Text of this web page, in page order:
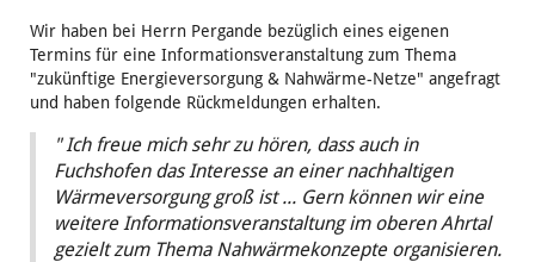
Wir haben bei Herrn Pergande bezüglich eines eigenen
Termins für eine Informationsveranstaltung zum Thema
"zukünftige Energieversorgung & Nahwärme-Netze" angefragt
und haben folgende Rückmeldungen erhalten.
" Ich freue mich sehr zu hören, dass auch in
Fuchshofen das Interesse an einer nachhaltigen
Wärmeversorgung groß ist ... Gern können wir eine
weitere Informationsveranstaltung im oberen Ahrtal
gezielt zum Thema Nahwärmekonzepte organisieren.